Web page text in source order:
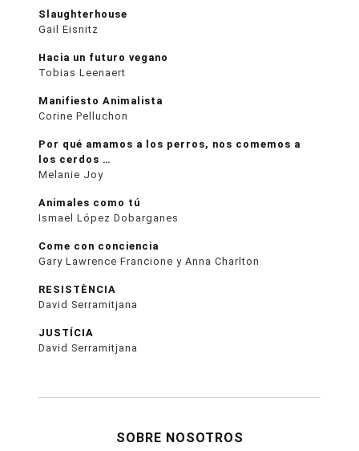
Slaughterhouse
Gail Eisnitz
Hacia un futuro vegano
Tobias Leenaert
Manifiesto Animalista
Corine Pelluchon
Por qué amamos a los perros, nos comemos a
los cerdos …
Melanie Joy
Animales como tú
Ismael López Dobarganes
Come con conciencia
Gary Lawrence Francione y Anna Charlton
RESISTÈNCIA
David Serramitjana
JUSTÍCIA
David Serramitjana
SOBRE NOSOTROS